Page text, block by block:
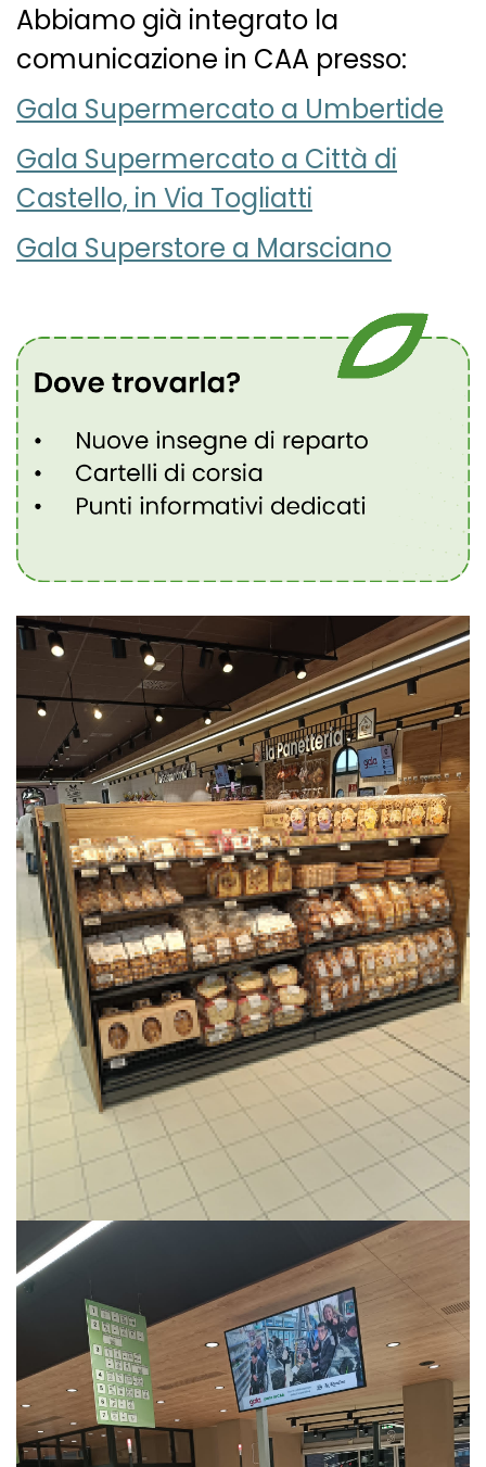
Abbiamo già integrato la
comunicazione in CAA presso:
Gala Supermercato a Umbertide
Gala Supermercato a Città di
Castello, in Via Togliatti
Gala Superstore a Marsciano